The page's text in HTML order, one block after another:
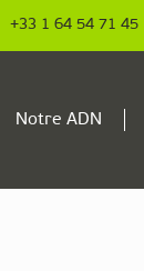
+33 1 64 54 71 45
Notre ADN